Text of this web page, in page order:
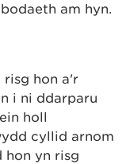
am hyn.
risg hon a'r
i ni ddarparu
holl
cyllid arnom
hon yn risg